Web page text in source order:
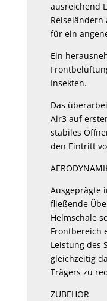
ausreichend
Reiseländern
für ein
Ein
Insekten.
Das
Air3 auf
stabiles
den Eintritt
Ausgeprägte
fließende
Helmschale
Frontbereich
Leistung des
gleichzeitig
Trägers zu
ZUBEHÖR